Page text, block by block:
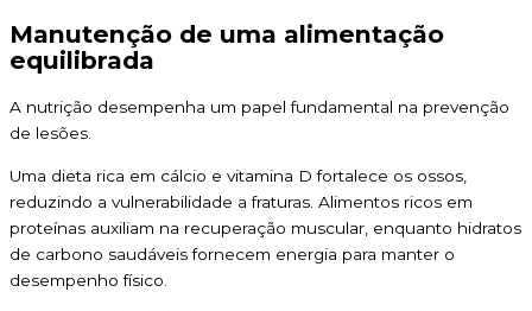
Manutenção de uma alimentação
equilibrada
A nutrição desempenha um papel fundamental na prevenção
de lesões.
Uma dieta rica em cálcio e vitamina D fortalece os ossos,
reduzindo a vulnerabilidade a fraturas. Alimentos ricos em
proteínas auxiliam na recuperação muscular, enquanto hidratos
de carbono saudáveis fornecem energia para manter o
desempenho físico.